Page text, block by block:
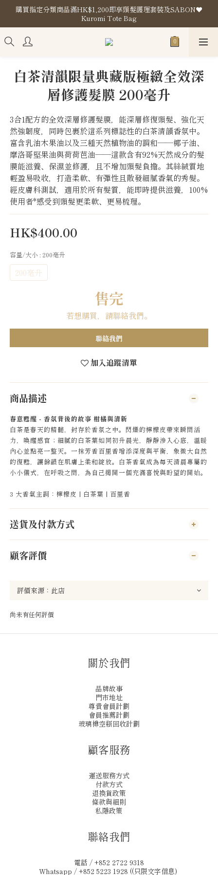
購買指定分類商品滿HK$1,200即享頭髮護理套裝及SABON❤️
Kuromi Tote Bag
購買指定分類商品滿HK$1,200即享頭髮護理套裝及SABON❤️
Kuromi Tote Bag
門市地址
Kuromi Tote Bag
白茶清韻限量典藏版極緻全效深
層修護髮膜 200毫升
3合1配方的全效深層修護髮膜，能深層修復頭髮、強化天
然強韌度，同時包裹於這系列標誌性的白茶清韻香氛中。
富含乳油木果油以及三種天然植物油的調和——椰子油、
摩洛哥堅果油與荷荷芭油——這款含有92%天然成分的髮
膜能滋養、保濕並修護，且不增加頭髮負擔。其絲絨質地
輕盈易吸收，打造柔軟、有彈性且散發細膩香氣的秀髮。
經皮膚科測試，適用於所有髮質，能即時提供滋養，100%
使用者*感受到頭髮更柔軟、更易梳理。
HK$400.00
容量/大小 : 200毫升
200毫升
售完
若想購買，請聯絡我們。
聯絡我們
加入追蹤清單
商品描述
春意甦醒 - 香氛背後的故事 柑橘與清新
白茶是春天的精髓，封存於香氛之中。閃爍的檸檬皮帶來瞬間活
力，喚醒感官；細膩的白茶葉如同初升晨光，靜靜滲入心底，溫暖
內心並點亮一整天。一抹芳香百里香增添深度與平衡，象徵大自然
的復甦，讓餘韻在肌膚上柔和綻放。白茶香氣成為每天清晨專屬的
小小儀式，在呼吸之間，為自己揭開一個充滿喜悅與盼望的開始。
3 大香氣主調：檸檬皮 | 白茶葉 | 百里香
送貨及付款方式
顧客評價
尚未有任何評價
關於我們
品牌故事
門市地址
尊貴會員計劃
會員推薦計劃
玻璃樽空瓶回收計劃
顧客服務
運送服務方式
付款方式
退換貨政策
條款與細則
私隱政策
聯絡我們
電話 / +852 2722 9318
Whatsapp / +852 5223 1928 ((只限文字信息)